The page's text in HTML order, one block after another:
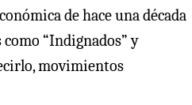
de hace una década
“Indignados” y
movimientos